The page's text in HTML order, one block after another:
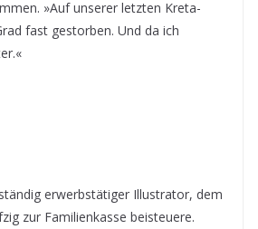
»Auf unserer letzten Kreta-
fast gestorben. Und da ich
erwerbstätiger Illustrator, dem
zur Familienkasse beisteuere.